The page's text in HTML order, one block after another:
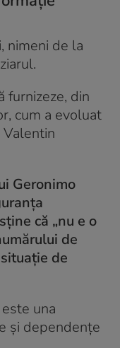
nimeni de la
furnizeze, din
cum a evoluat
Geronimo
că „nu e o
de
de
una
și dependențe